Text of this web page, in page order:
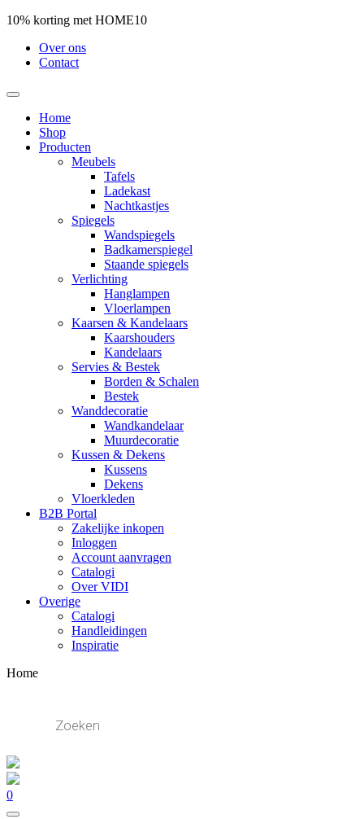
10% korting met HOME10
Over ons
Contact
Home
Shop
Producten
Meubels
Tafels
Ladekast
Nachtkastjes
Spiegels
Wandspiegels
Badkamerspiegel
Staande spiegels
Verlichting
Hanglampen
Vloerlampen
Kaarsen & Kandelaars
Kaarshouders
Kandelaars
Servies & Bestek
Borden & Schalen
Bestek
Wanddecoratie
Wandkandelaar
Muurdecoratie
Kussen & Dekens
Kussens
Dekens
Vloerkleden
B2B Portal
Zakelijke inkopen
Inloggen
Account aanvragen
Catalogi
Over VIDI
Overige
Catalogi
Handleidingen
Inspiratie
Home
0